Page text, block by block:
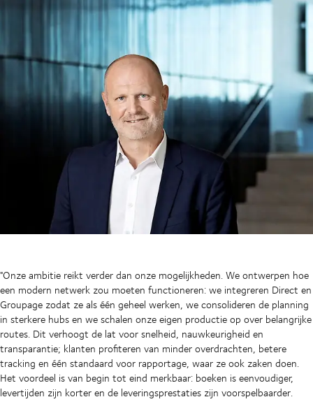
"Onze ambitie reikt verder dan onze mogelijkheden. We ontwerpen hoe
een modern netwerk zou moeten functioneren: we integreren Direct en
Groupage zodat ze als één geheel werken, we consolideren de planning
in sterkere hubs en we schalen onze eigen productie op over belangrijke
routes. Dit verhoogt de lat voor snelheid, nauwkeurigheid en
transparantie; klanten profiteren van minder overdrachten, betere
tracking en één standaard voor rapportage, waar ze ook zaken doen.
Het voordeel is van begin tot eind merkbaar: boeken is eenvoudiger,
levertijden zijn korter en de leveringsprestaties zijn voorspelbaarder.